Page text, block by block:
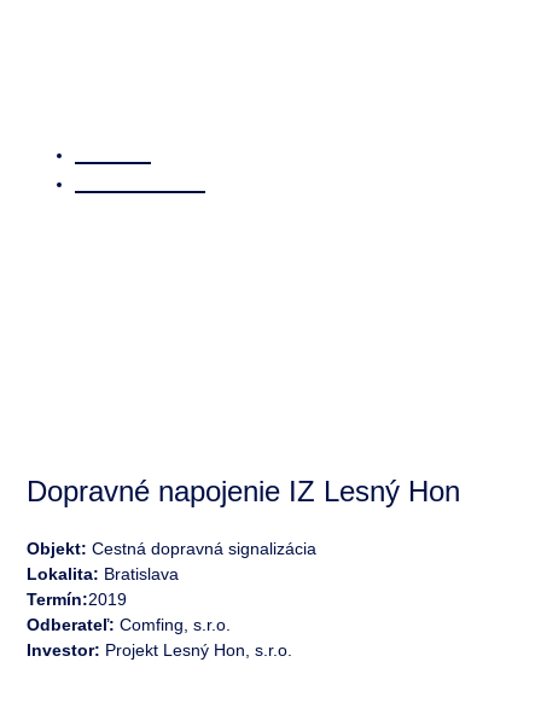
Dopravné napojenie IZ Lesný Hon
Objekt: Cestná dopravná signalizácia
Lokalita: Bratislava
Termín:2019
Odberateľ: Comfing, s.r.o.
Investor: Projekt Lesný Hon, s.r.o.